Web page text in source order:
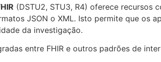
(DSTU2, STU3, R4) oferece recursos
JSON o XML. Isto permite que
da investigação.
entre FHIR e outros padrões de